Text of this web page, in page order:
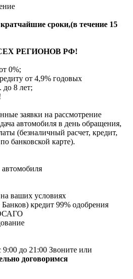
сроки,(в течение 15
РЕГИОНОВ РФ!
0%;
от 4,9% годовых
до 8 лет;
заявки на рассмотрение
автомобиля в день обращения,
(безналичный расчет, кредит,
банковской карте).
ваших условиях
кредит 99% одобрения
до 21:00 Звоните или
договоримся